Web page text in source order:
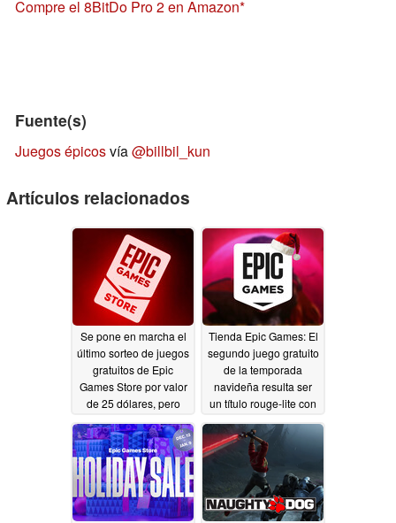
Compre el 8BitDo Pro 2 en Amazon
Fuente(s)
Juegos épicosvía@billbil_kun
Artículos relacionados
Se pone en marcha el
último sorteo de juegos
gratuitos de Epic
Games Store por valor
de 25 dólares, pero
sólo por poco tiempo
12/21/2024
Tienda Epic Games: El
segundo juego gratuito
de la temporada
navideña resulta ser
un título rouge-lite con
buenas críticas
12/20/2024